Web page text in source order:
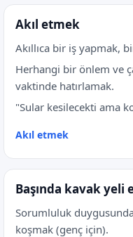
Akıl etmek
Akıllıca bir iş yapmak,
Herhangi bir önlem ve
vaktinde hatırlamak.
"Sular kesilecekti ama
Akıl etmek
Başında kavak yeli
Sorumluluk
koşmak (genç için).